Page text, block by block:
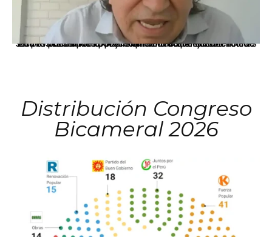
La presidenta Keiko Fujimori informó que la solicitud de indulto presentada por el expresidente Alejandro Toledo será evaluada por la Comisión de Gracias Presidenciales conforme al procedimiento establecido.
Distribución Congreso
Bicameral 2026